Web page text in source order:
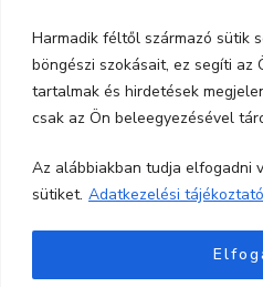
Harmadik féltől származó sütik
böngészi szokásait, ez segíti az
tartalmak és hirdetések
csak az Ön beleegyezésével
Az alábbiakban tudja elfogadni
sütiket. Adatkezelési tájékoztató
email:trbutor1@gmail.com
Minden jog fentartva